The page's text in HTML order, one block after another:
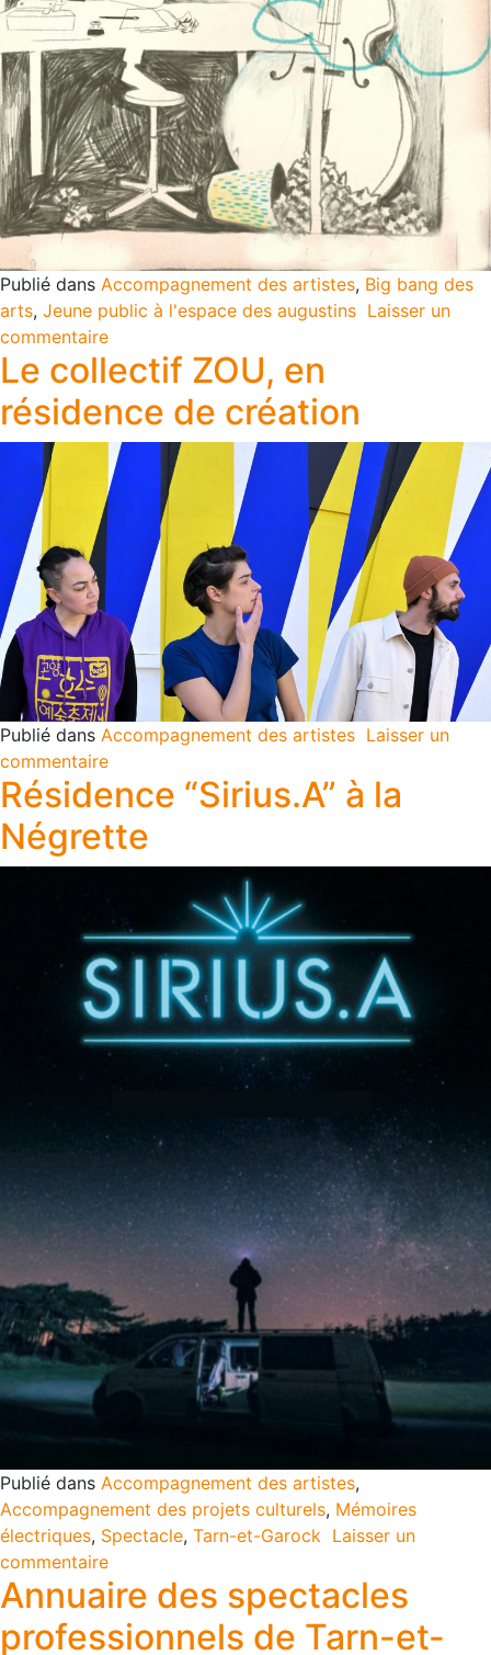
Publié dans Accompagnement des artistes, Big bang des
arts, Jeune public à l'espace des augustins Laisser un
commentaire
Le collectif ZOU, en
résidence de création
Publié dans Accompagnement des artistes Laisser un
commentaire
Résidence “Sirius.A” à la
Négrette
Publié dans Accompagnement des artistes,
Accompagnement des projets culturels, Mémoires
électriques, Spectacle, Tarn-et-Garock Laisser un
commentaire
Annuaire des spectacles
professionnels de Tarn-et-